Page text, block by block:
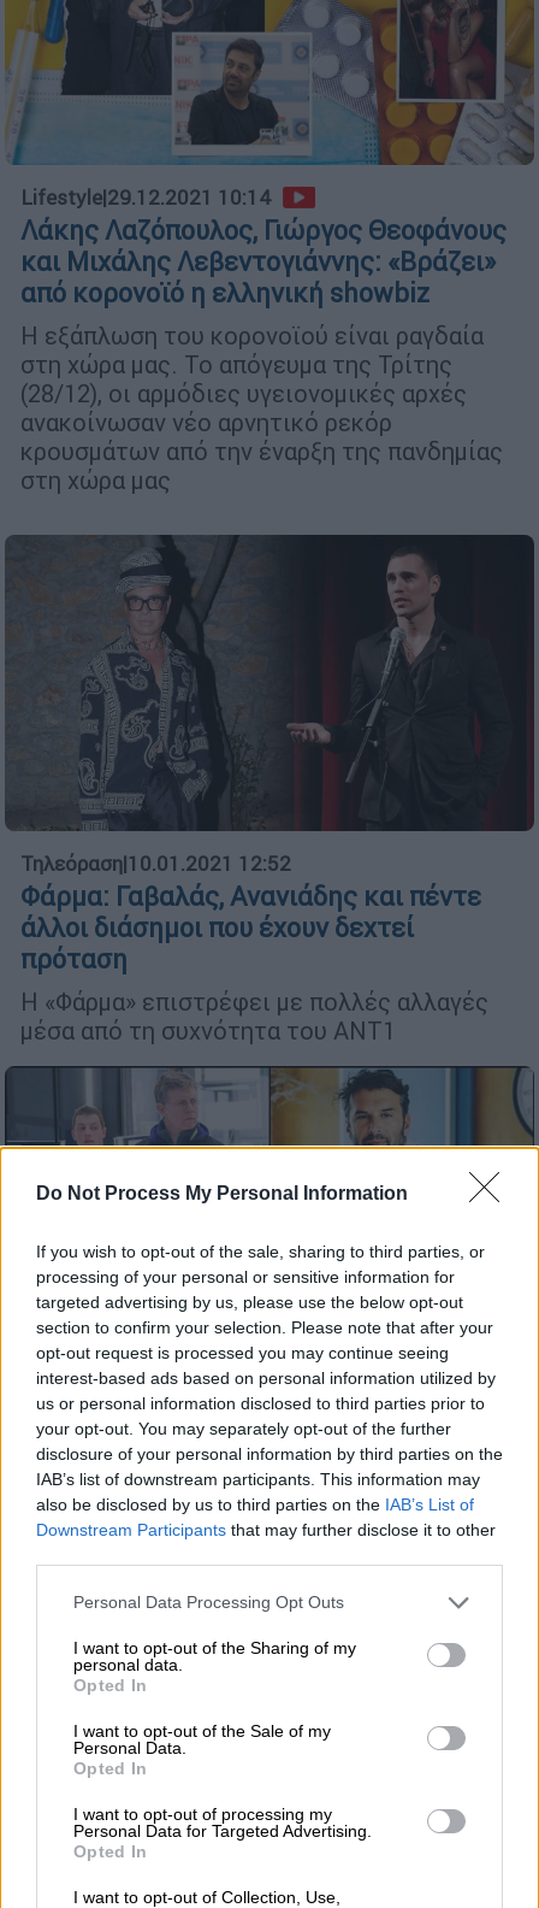
Do Not Process My Personal Information
If you wish to opt-out of the sale, sharing to third parties, or
processing of your personal or sensitive information for
targeted advertising by us, please use the below opt-out
section to confirm your selection. Please note that after your
opt-out request is processed you may continue seeing
interest-based ads based on personal information utilized by
us or personal information disclosed to third parties prior to
your opt-out. You may separately opt-out of the further
disclosure of your personal information by third parties on the
IAB’s list of downstream participants. This information may
also be disclosed by us to third parties on the IAB’s List of
Downstream Participants that may further disclose it to other
Please note that this website/app uses one or more Google
not limited to your visit or usage behaviour. You may click to
grant or deny consent to Google and its third-party tags to
use your data for below specified purposes in below Google
consent section.
Personal Data Processing Opt Outs
I want to opt-out of the Sharing of my
personal data.
Opted In
I want to opt-out of the Sale of my
Personal Data.
Opted In
I want to opt-out of processing my
Personal Data for Targeted Advertising.
Opted In
I want to opt-out of Collection, Use,
Lifestyle|29.12.2021 10:14
Λάκης Λαζόπουλος, Γιώργος Θεοφάνους
και Μιχάλης Λεβεντογιάννης: «Βράζει»
από κορονοϊό η ελληνική showbiz
Η εξάπλωση του κορονοϊού είναι ραγδαία
στη χώρα μας. Το απόγευμα της Τρίτης
(28/12), οι αρμόδιες υγειονομικές αρχές
ανακοίνωσαν νέο αρνητικό ρεκόρ
κρουσμάτων από την έναρξη της πανδημίας
στη χώρα μας
Τηλεόραση|10.01.2021 12:52
Φάρμα: Γαβαλάς, Ανανιάδης και πέντε
άλλοι διάσημοι που έχουν δεχτεί
πρόταση
Η «Φάρμα» επιστρέφει με πολλές αλλαγές
μέσα από τη συχνότητα του ΑΝΤ1
Lifestyle |23.06.2019 12:02
O Βλοντάκης απαντά στην αυστηρή
κριτική του Σαββιδάκη: Στα 33 μου, θα
έπρεπε να πάψω να εργάζομαι;
Η αιχμηρή απάντηση του Έλληνα πολίστα
ΑΛΛΑ #TAGS
ΑΝΤ1
Λάκης Λαζόπουλος
Ελίνα Παπίλα
Φάρμα
Χιού Τζάκμαν
Μιχάλης Χατζηγιάννης